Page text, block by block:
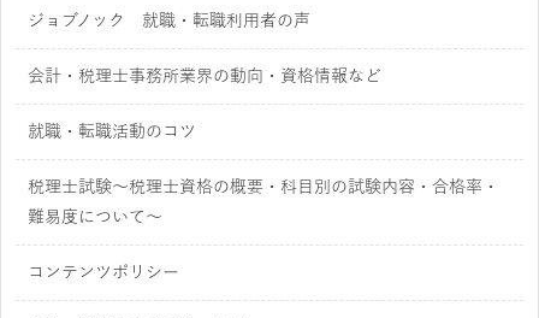
ジョブノック 就職・転職利用者の声
会計・税理士事務所業界の動向・資格情報など
就職・転職活動のコツ
税理士試験～税理士資格の概要・科目別の試験内容・合格率・
難易度について～
コンテンツポリシー